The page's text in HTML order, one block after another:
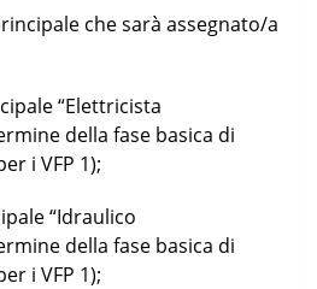
che sarà assegnato/a
“Elettricista
della fase basica di
i VFP 1);
“Idraulico
della fase basica di
i VFP 1);